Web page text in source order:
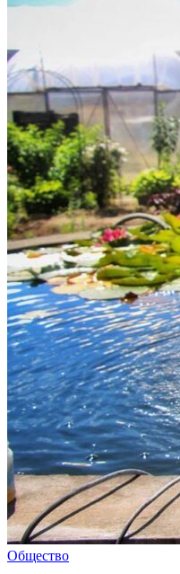
Общество